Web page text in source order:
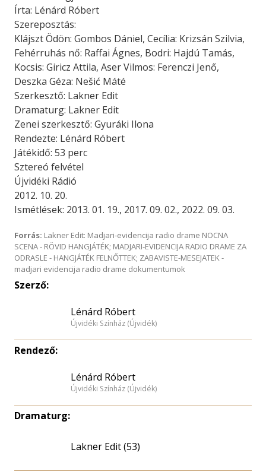
Írta: Lénárd Róbert
Szereposztás:
Klájszt Ödön: Gombos Dániel, Cecília: Krizsán Szilvia,
Fehérruhás nő: Raffai Ágnes, Bodri: Hajdú Tamás,
Kocsis: Giricz Attila, Aser Vilmos: Ferenczi Jenő,
Deszka Géza: Nešić Máté
Szerkesztő: Lakner Edit
Dramaturg: Lakner Edit
Zenei szerkesztő: Gyuráki Ilona
Rendezte: Lénárd Róbert
Játékidő: 53 perc
Sztereó felvétel
Újvidéki Rádió
2012. 10. 20.
Ismétlések: 2013. 01. 19., 2017. 09. 02., 2022. 09. 03.
Forrás: Lakner Edit: Madjari-evidencija radio drame NOCNA
SCENA - RÖVID HANGJÁTÉK; MADJARI-EVIDENCIJA RADIO DRAME ZA
ODRASLE - HANGJÁTÉK FELNŐTTEK; ZABAVISTE-MESEJATEK -
madjari evidencija radio drame dokumentumok
Szerző:
Lénárd Róbert
Újvidéki Színház (Újvidék)
Rendező:
Lénárd Róbert
Újvidéki Színház (Újvidék)
Dramaturg:
Lakner Edit (53)